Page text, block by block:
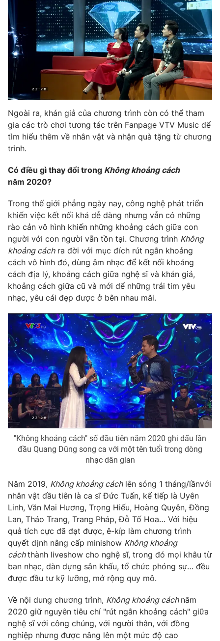
THỜI BÁO VTV
Theo dõi báo trên
Cơ quan chủ quản:
Đài Truyền hình Việt Nam
Cơ quan báo chí:Thời báo VTV
Giấy phép hoạt động báo in và báo điện tử số 483/GP-BTTTT
cấp ngày 29/12/2023
Tổng Biên tập:Vũ Thanh Thủy
Phó Tổng Biên tập:
Tổng đài VTV:024.38 355 931 - 024.38 355 932
Ðiện thoại Thời báo VTV:
Email:toasoan@vtv.vn
Liên hệ quảng cáo:024-7300.7108
® Cấm sao chép dưới mọi hình thức nếu không có sự chấp
thuận bằng văn bản. Ghi rõ nguồn VTV.vn khi phát hành lại
thông tin từ website này.
Ngoài ra, khán giả của chương trình còn có thể tham
gia các trò chơi tương tác trên Fanpage VTV Music để
tìm hiểu thêm về nhân vật và nhận quà tặng từ chương
trình.
Có điều gì thay đổi trong Không khoảng cách
năm 2020?
Trong thế giới phẳng ngày nay, công nghệ phát triển
khiến việc kết nối khá dễ dàng nhưng vẫn có những
rào cản vô hình khiến những khoảng cách giữa con
người với con người vẫn tồn tại. Chương trình Không
khoảng cáchra đời với mục đích rút ngắn khoảng
cách vô hình đó, dùng âm nhạc để kết nối khoảng
cách địa lý, khoảng cách giữa nghệ sĩ và khán giả,
khoảng cách giữa cũ và mới để những trái tim yêu
nhạc, yêu cái đẹp được ở bên nhau mãi.
"Không khoảng cách" số đầu tiên năm 2020 ghi dấu lần
đầu Quang Dũng song ca với một tên tuổi trong dòng
nhạc dân gian
Năm 2019, Không khoảng cáchlên sóng 1 tháng/lầnvới
nhân vật đầu tiên là ca sĩ Đức Tuấn, kế tiếp là Uyên
Linh, Văn Mai Hương, Trọng Hiếu, Hoàng Quyên, Đồng
Lan, Thảo Trang, Trang Pháp, Đỗ Tố Hoa… Với hiệu
quả tích cực đã đạt được, ê-kíp làm chương trình
quyết định nâng cấp minishow Không khoảng
cáchthành liveshow cho nghệ sĩ, trong đó mọi khâu từ
ban nhạc, dàn dựng sân khấu, tổ chức phóng sự… đều
được đầu tư kỹ lưỡng, mở rộng quy mô.
Về nội dung chương trình, Không khoảng cách năm
2020 giữ nguyên tiêu chí "rút ngắn khoảng cách" giữa
nghệ sĩ với công chúng, với người thân, với đồng
nghiệp nhưng được nâng lên một mức độ cao